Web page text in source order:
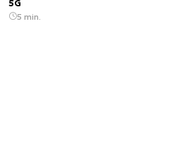
5G
5 min.